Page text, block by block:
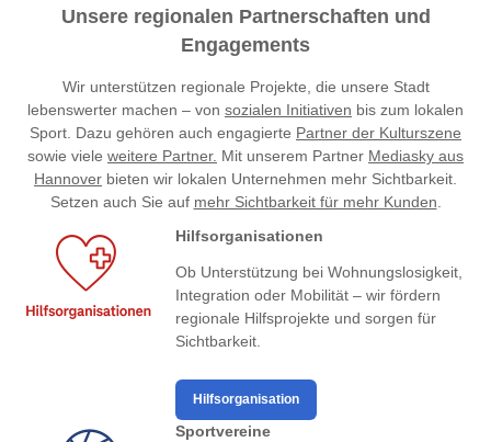
Unsere regionalen Partnerschaften und
Engagements
Wir unterstützen regionale Projekte, die unsere Stadt
lebenswerter machen – von sozialen Initiativen bis zum lokalen
Sport. Dazu gehören auch engagierte Partner der Kulturszene
sowie viele weitere Partner. Mit unserem Partner Mediasky aus
Hannover bieten wir lokalen Unternehmen mehr Sichtbarkeit.
Setzen auch Sie auf mehr Sichtbarkeit für mehr Kunden
Hilfsorganisationen
Ob Unterstützung bei Wohnungslosigkeit,
Integration oder Mobilität – wir fördern
regionale Hilfsprojekte und sorgen für
Sichtbarkeit.
Hilfsorganisation
Sportvereine